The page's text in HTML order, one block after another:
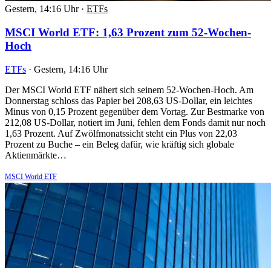
Gestern, 14:16 Uhr · ETFs
MSCI World ETF: 1,63 Prozent zum 52-Wochen-
Hoch
ETFs · Gestern, 14:16 Uhr
Der MSCI World ETF nähert sich seinem 52-Wochen-Hoch. Am
Donnerstag schloss das Papier bei 208,63 US-Dollar, ein leichtes
Minus von 0,15 Prozent gegenüber dem Vortag. Zur Bestmarke von
212,08 US-Dollar, notiert im Juni, fehlen dem Fonds damit nur noch
1,63 Prozent. Auf Zwölfmonatssicht steht ein Plus von 22,03
Prozent zu Buche – ein Beleg dafür, wie kräftig sich globale
Aktienmärkte…
MSCI World ETF